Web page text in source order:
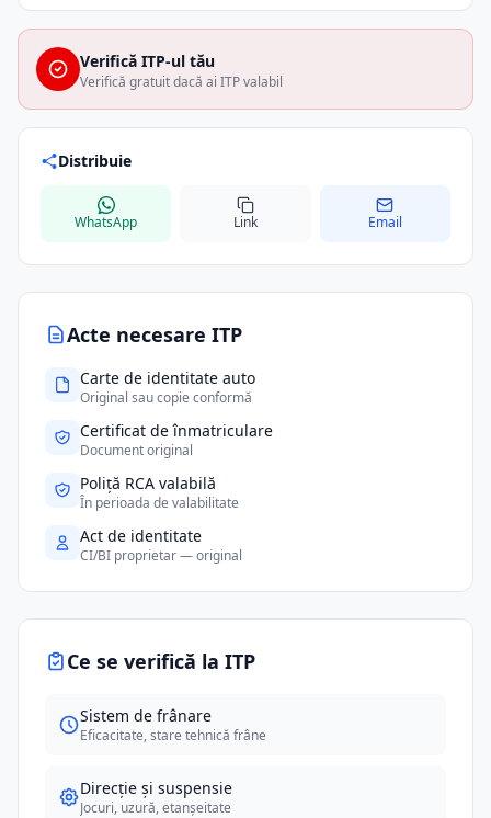
Acte necesare ITP
Carte de identitate auto
Original sau copie conformă
Certificat de înmatriculare
Document original
Poliță RCA valabilă
În perioada de valabilitate
Act de identitate
CI/BI proprietar — original
Ce se verifică la ITP
Sistem de frânare
Eficacitate, stare tehnică frâne
Direcție și suspensie
Jocuri, uzură, etanșeitate
Verifică ITP-ul tău
Verifică gratuit dacă ai ITP valabil
Distribuie
WhatsApp Link Email